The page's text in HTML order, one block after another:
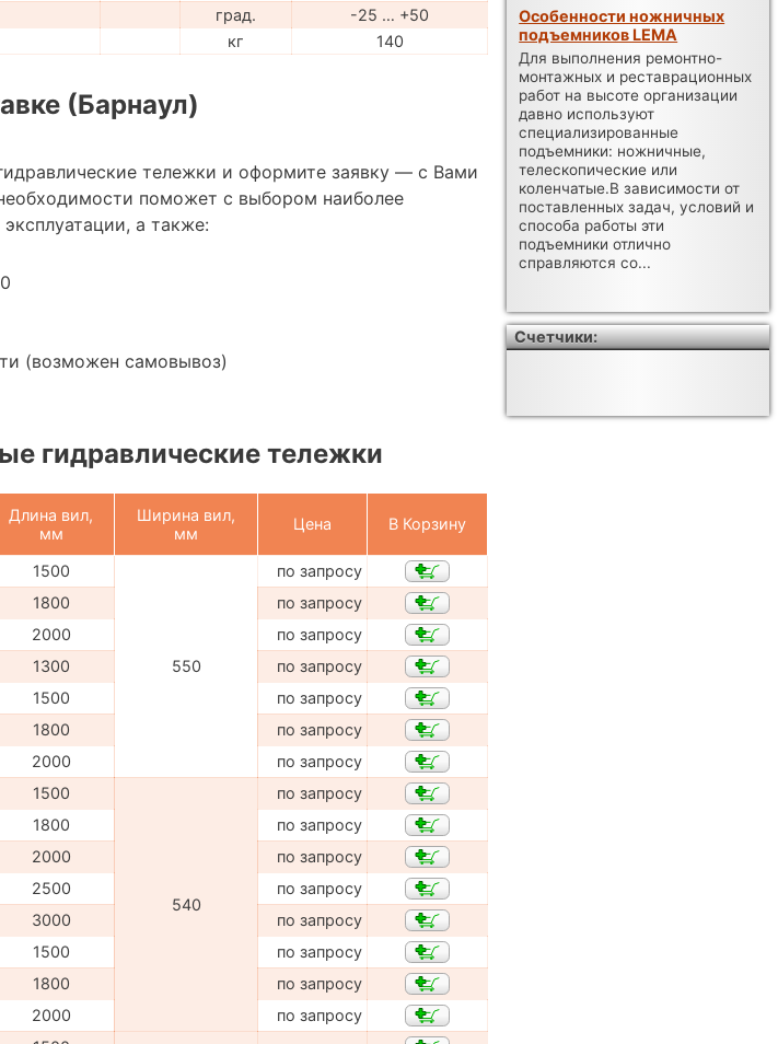
град.
-25 … +50
кг 140
(Барнаул)
тележки и оформите заявку — с Вами
поможет с выбором наиболее
а также:
(возможен самовывоз)
гидравлические тележки
Длина вил,
мм
Ширина вил,
мм
Цена В Корзину
1500
550
по запросу
1800
по запросу
2000 по запросу
1300
по запросу
1500
по запросу
1800
по запросу
2000 по запросу
1500
540
по запросу
1800
по запросу
2000
по запросу
2500
по запросу
3000
по запросу
1500
по запросу
1800
по запросу
2000
по запросу
Особенности ножничных
подъемников LEMA
Для выполнения ремонтно-
монтажных и реставрационных
работ на высоте организации
давно используют
специализированные
подъемники: ножничные,
телескопические или
коленчатые.В зависимости от
поставленных задач, условий и
способа работы эти
подъемники отлично
справляются со...
Счетчики: